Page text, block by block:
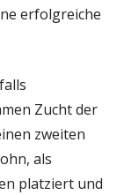
erfolgreiche
Zucht der
zweiten
als
platziert und